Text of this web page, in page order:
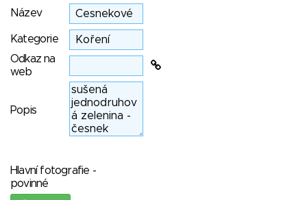
Název
Kategorie
Odkaz na
web
Popis
Hlavní fotografie -
povinné